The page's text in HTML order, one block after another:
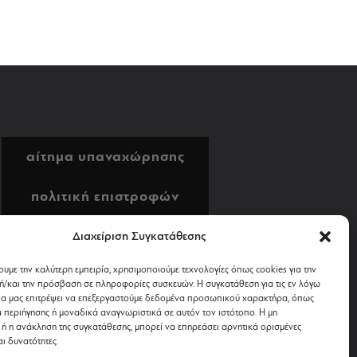
Διαχείριση Συγκατάθεσης
την καλύτερη εμπειρία, χρησιμοποιούμε τεχνολογίες όπως cookies για την
και την πρόσβαση σε πληροφορίες συσκευών. Η συγκατάθεση για τις εν λόγω
μας επιτρέψει να επεξεργαστούμε δεδομένα προσωπικού χαρακτήρα, όπως
ή μοναδικά αναγνωριστικά σε αυτόν τον ιστότοπο. Η μη
η ανάκληση της συγκατάθεσης, μπορεί να επηρεάσει αρνητικά ορισμένες
δυνατότητες.
αίτημα υπαναχώρησης
πολιτική επιστροφών
αποστολή & πληρωμή
όροι χρήσης
απόρρητο & cookies